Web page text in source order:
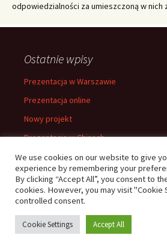
odpowiedzialności za umieszczoną w nich
Ostatnie wpisy
Prezentacja w Warszawie
Prezentacja online
Nowy projekt
Prezentacja w Chinach
Prezentacja w Warszawie
Dumnie wspierane przez WordPress
We use cookies on our website to give
experience by remembering your
By clicking “Accept All”, you consent to
cookies. However, you may visit "Cookie
controlled consent.
Cookie Settings Accept All